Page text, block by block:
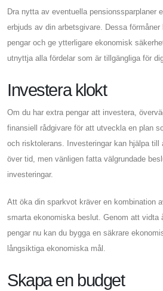
Dra nytta av eventuella pensionssparplaner
erbjuds av din arbetsgivare. Dessa
pengar och ge ytterligare ekonomisk
utnyttja alla fördelar som är tillgängliga för
Investera klokt
Om du har extra pengar att investera,
finansiell rådgivare för att utveckla en plan
och risktolerans. Investeringar kan hjälpa till
över tid, men vänligen fatta välgrundade
investeringar.
Att öka din sparkvot kräver en kombination
smarta ekonomiska beslut. Genom att vidta
pengar nu kan du bygga en säkrare
långsiktiga ekonomiska mål.
Skapa en budget